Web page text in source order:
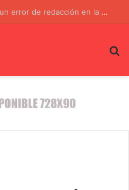
Un Paso Hacia la Seguridad Jurídica: El Senado Sanciona la Ley de Propiedad Privada